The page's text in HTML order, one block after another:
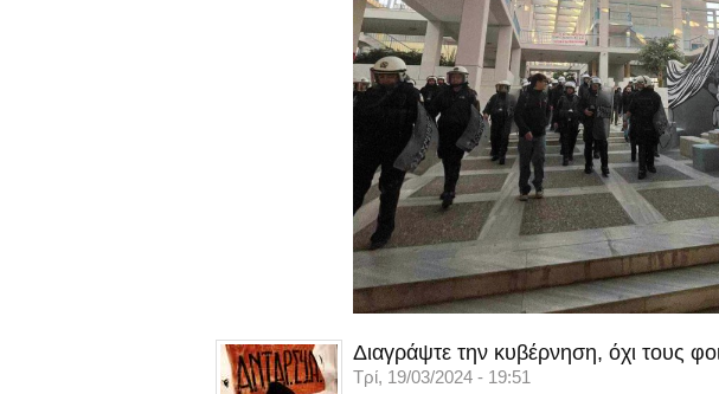
Διαγράψτε την κυβέρνηση, όχι τους
Τρί, 19/03/2024 - 19:51